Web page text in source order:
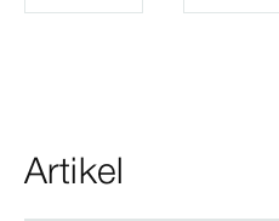
Artikel